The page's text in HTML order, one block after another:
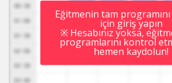
Eğitmenin tam
için giriş yapın
※ Hesabınız yoksa,
programlarını kontrol
hemen kaydolun!